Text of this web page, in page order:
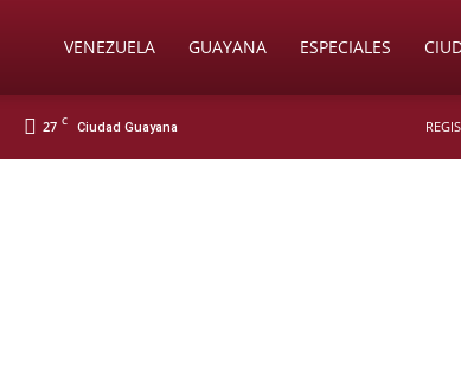
SoyVENEZUELA GUAYANA ESPECIALES
27 C Ciudad Guayana